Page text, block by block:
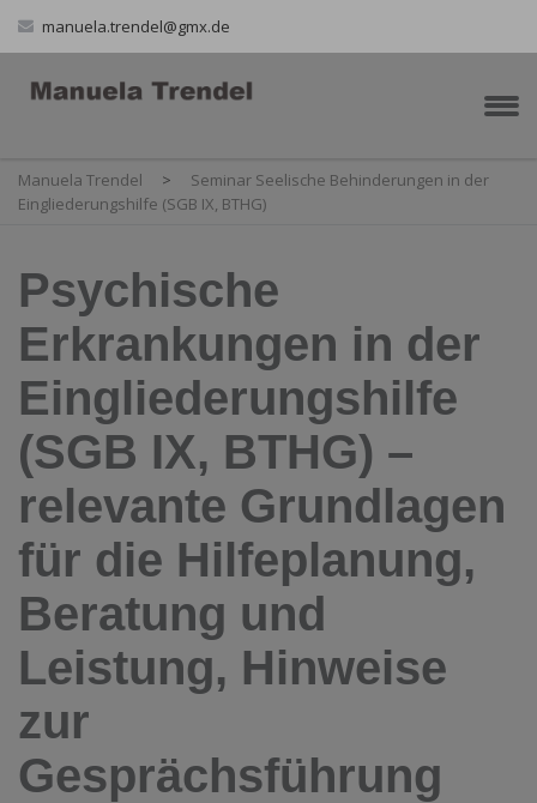
manuela.trendel@gmx.de
Manuela Trendel >
Seminar Seelische Behinderungen in der
Eingliederungshilfe (SGB IX, BTHG)
Psychische
Erkrankungen in der
Eingliederungshilfe
(SGB IX, BTHG) –
relevante Grundlagen
für die Hilfeplanung,
Beratung und
Leistung, Hinweise
zur
Gesprächsführung